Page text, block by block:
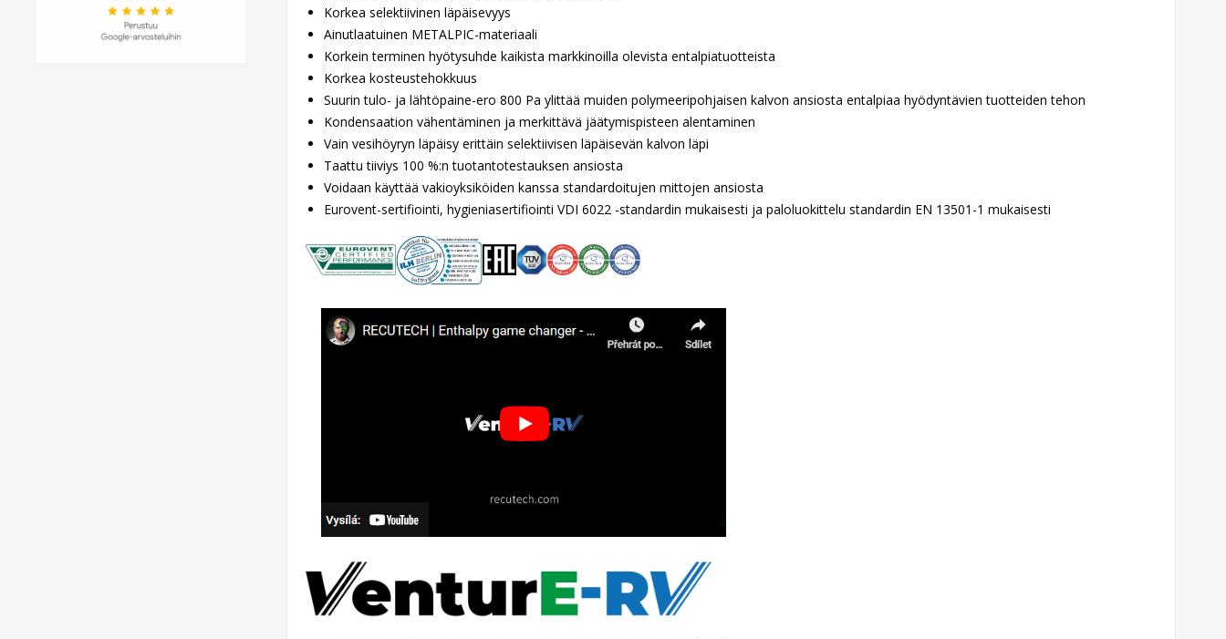
Korkea selektiivinen läpäisevyys
Ainutlaatuinen METALPIC-materiaali
Korkein terminen hyötysuhde kaikista markkinoilla olevista entalpiatuotteista
Korkea kosteustehokkuus
Suurin tulo- ja lähtöpaine-ero 800 Pa ylittää muiden polymeeripohjaisen kalvon ansiosta entalpiaa hyödyntävien tuotteiden tehon
Kondensaation vähentäminen ja merkittävä jäätymispisteen alentaminen
Vain vesihöyryn läpäisy erittäin selektiivisen läpäisevän kalvon läpi
Taattu tiiviys 100 %:n tuotantotestauksen ansiosta
Voidaan käyttää vakioyksiköiden kanssa standardoitujen mittojen ansiosta
Eurovent-sertifiointi, hygieniasertifiointi VDI 6022 -standardin mukaisesti ja paloluokittelu standardin EN 13501-1 mukaisesti